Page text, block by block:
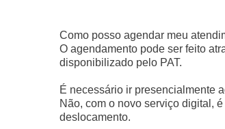
Como posso agendar meu
O agendamento pode ser feito
disponibilizado pelo PAT.
É necessário ir presencialmente
Não, com o novo serviço digital,
deslocamento.